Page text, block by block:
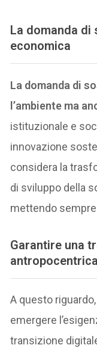
La domanda
economica
La domanda di
l’ambiente ma
istituzionale e
innovazione
considera la
di sviluppo della
mettendo
Garantire una
A questo
emergere
transizione